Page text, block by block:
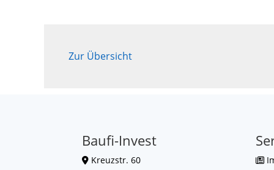
Zur Übersicht
Baufi-Invest
Kreuzstr. 60